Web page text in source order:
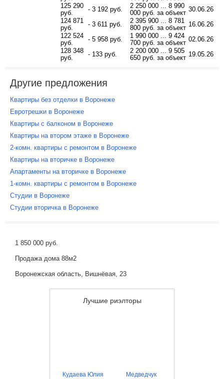
125 290
руб.
- 3 192 руб.
2 250 000 ... 8 990
000 руб. за объект 30.06.26
124 871
руб.
- 3 611 руб.
2 395 900 ... 8 781
800 руб. за объект 16.06.26
122 524
руб.
- 5 958 руб.
1 990 000 ... 9 424
700 руб. за объект 02.06.26
128 348
руб.
- 133 руб.
2 200 000 ... 9 505
650 руб. за объект 19.05.26
Другие предложения
Квартиры без отделки в Воронеже
Евротрешки в Воронеже
Квартиры с балконом в Воронеже
Квартиры на втором этаже в Воронеже
2-комн. квартиры с ремонтом в Воронеже
Квартиры на вторичке в Воронеже
Апартаменты на вторичке в Воронеже
1-комн. квартиры с ремонтом в Воронеже
Студии в Воронеже
Студии вторичка в Воронеже
1 850 000 руб.
Продажа дома 88м2
Воронежская область, Вишнёвая, 23
Лучшие риэлторы
Кудаева Юлия
Медведчук